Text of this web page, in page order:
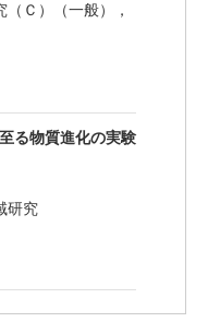
Ｃ）（一般），
る物質進化の実験
研究